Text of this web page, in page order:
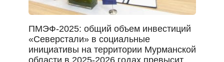
ПМЭФ-2025: общий объем инвестиций
«Северстали» в социальные
инициативы на территории Мурманской